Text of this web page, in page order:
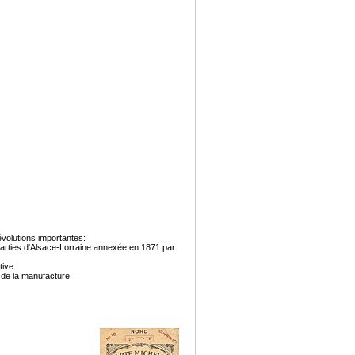
importantes:
d'Alsace-Lorraine annexée en 1871 par
la manufacture.